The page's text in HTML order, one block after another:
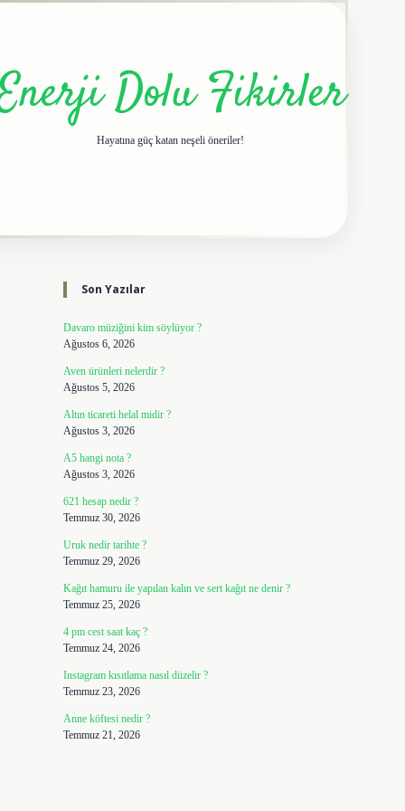
Dolu Fikirler
Hayatına güç katan neşeli öneriler!
Sidebar
Son Yazılar
Davaro müziğini kim söylüyor ?
Ağustos 6, 2026
Aven ürünleri nelerdir ?
Ağustos 5, 2026
Altın ticareti helal midir ?
Ağustos 3, 2026
A5 hangi nota ?
Ağustos 3, 2026
621 hesap nedir ?
Temmuz 30, 2026
Uruk nedir tarihte ?
Temmuz 29, 2026
Kağıt hamuru ile yapılan kalın ve sert kağıt ne denir ?
Temmuz 25, 2026
4 pm cest saat kaç ?
Temmuz 24, 2026
Instagram kısıtlama nasıl düzelir ?
Temmuz 23, 2026
Anne köftesi nedir ?
Temmuz 21, 2026